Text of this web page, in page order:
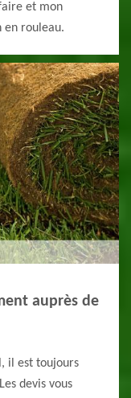
et mon
en rouleau.
auprès de
il est toujours
devis vous